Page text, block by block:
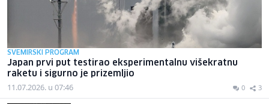
SVEMIRSKI PROGRAM
Japan prvi put testirao eksperimentalnu višekratnu
raketu i sigurno je prizemljio
11.07.2026. u 07:46 0 3